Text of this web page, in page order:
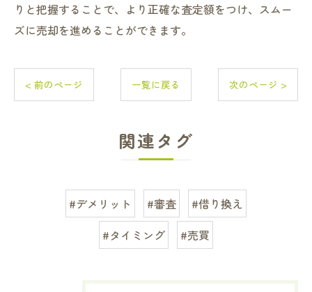
りと把握することで、より正確な査定額をつけ、スムー
ズに売却を進めることができます。
< 前のページ 一覧に戻る 次のページ >
関連タグ
#デメリット #審査
#借り換え
#タイミング
#売買